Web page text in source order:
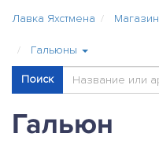
Лавка Яхстмена Магазин
Гальюны
Поиск
Гальюн